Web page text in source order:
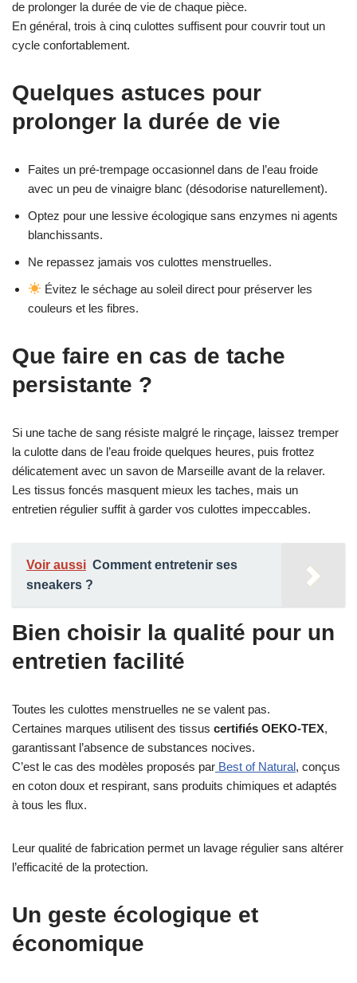
de prolonger la durée de vie de chaque pièce.
En général, trois à cinq culottes suffisent pour couvrir tout un
cycle confortablement.
Quelques astuces pour
prolonger la durée de vie
Faites un pré-trempage occasionnel dans de l’eau froide
avec un peu de vinaigre blanc (désodorise naturellement).
Optez pour une lessive écologique sans enzymes ni agents
blanchissants.
Ne repassez jamais vos culottes menstruelles.
Évitez le séchage au soleil direct pour préserver les
couleurs et les fibres.
Que faire en cas de tache
persistante ?
Si une tache de sang résiste malgré le rinçage, laissez tremper
la culotte dans de l’eau froide quelques heures, puis frottez
délicatement avec un savon de Marseille avant de la relaver.
Les tissus foncés masquent mieux les taches, mais un
entretien régulier suffit à garder vos culottes impeccables.
Voir aussi Comment entretenir ses
sneakers ?
Bien choisir la qualité pour un
entretien facilité
Toutes les culottes menstruelles ne se valent pas.
Certaines marques utilisent des tissus certifiés OEKO-TEX,
garantissant l’absence de substances nocives.
C’est le cas des modèles proposés par Best of Natural, conçus
en coton doux et respirant, sans produits chimiques et adaptés
à tous les flux.
Leur qualité de fabrication permet un lavage régulier sans altérer
l’efficacité de la protection.
Un geste écologique et
économique